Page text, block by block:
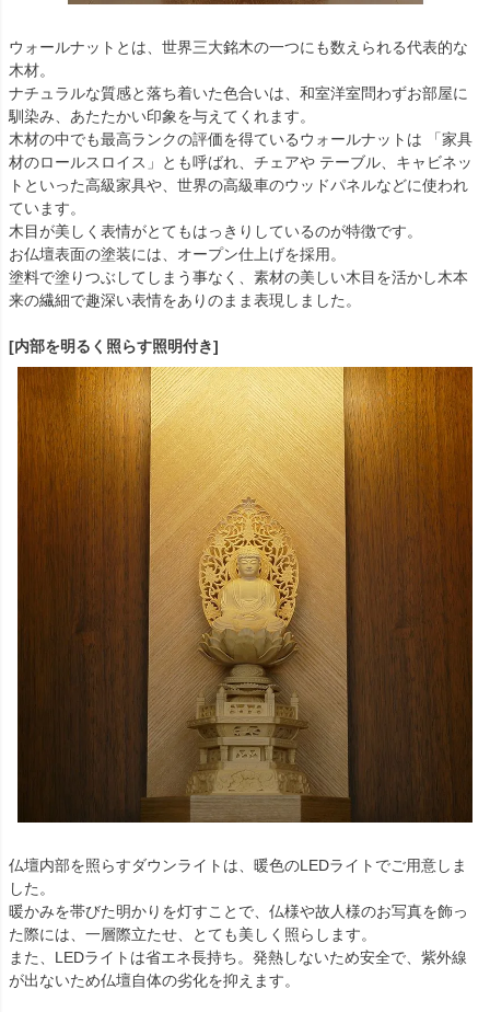
ウォールナットとは、世界三大銘木の一つにも数えられる代表的な
木材。
ナチュラルな質感と落ち着いた色合いは、和室洋室問わずお部屋に
馴染み、あたたかい印象を与えてくれます。
木材の中でも最高ランクの評価を得ているウォールナットは 「家具
材のロールスロイス」とも呼ばれ、チェアや テーブル、キャビネッ
トといった高級家具や、世界の高級車のウッドパネルなどに使われ
ています。
木目が美しく表情がとてもはっきりしているのが特徴です。
お仏壇表面の塗装には、オープン仕上げを採用。
塗料で塗りつぶしてしまう事なく、素材の美しい木目を活かし木本
来の繊細で趣深い表情をありのまま表現しました。
[内部を明るく照らす照明付き]
仏壇内部を照らすダウンライトは、暖色のLEDライトでご用意しま
した。
暖かみを帯びた明かりを灯すことで、仏様や故人様のお写真を飾っ
た際には、一層際立たせ、とても美しく照らします。
また、LEDライトは省エネ長持ち。発熱しないため安全で、紫外線
が出ないため仏壇自体の劣化を抑えます。